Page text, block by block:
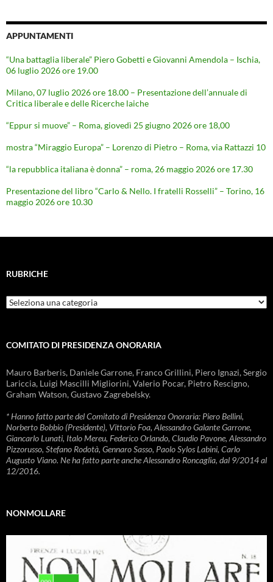
APPUNTAMENTI
“Una battaglia liberale” Piero Gobetti e Giovanni Amendola – Ischia,
06 luglio 2026 ore 19.00
Milano, 07 luglio 2026 ore 18.00 – Presentazione dell’annuale di
Critica liberale e delle Ricerche laiche
“Eppur si muove” – Roma, giovedì 25 giugno 2026 ore 18,00
mostra “Miraggio Europa” – Lorenzo di Pietro – Roma, via Rattazzi 10
“la repubblica italiana è donna” – roma, 26 maggio 2026 ore 17.30
Presentazione del libro “Carlo & Nello. I fratelli Rosselli” – Torino, 16
maggio 2026 ore 10.30
RUBRICHE
Rubriche
COMITATO DI PRESIDENZA ONORARIA
Mauro Barberis, Daniele Garrone, Franco Grillini, Piero Ignazi, Sergio
Lariccia, Luigi Mascilli Migliorini, Valerio Pocar, Pietro Rescigno,
Graham Watson, Gustavo Zagrebelsky.
* Hanno fatto parte del Comitato di Presidenza Onoraria: Piero Bellini,
Norberto Bobbio (Presidente), Vittorio Foa, Alessandro Galante Garrone,
Giancarlo Lunati, Italo Mereu, Federico Orlando, Claudio Pavone, Alessandro
Pizzorusso, Stefano Rodotà, Gennaro Sasso, Paolo Sylos Labini, Carlo
Augusto Viano. Ne ha fatto parte anche Alessandro Roncaglia, dal 9/2014 al
12/2016.
NONMOLLARE